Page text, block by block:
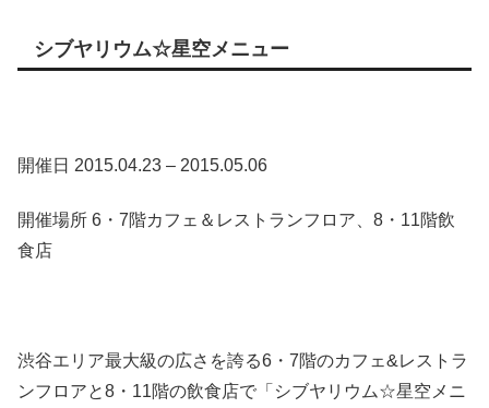
シブヤリウム☆星空メニュー
開催日 2015.04.23 – 2015.05.06
開催場所 6・7階カフェ＆レストランフロア、8・11階飲
食店
渋谷エリア最大級の広さを誇る6・7階のカフェ&レストラ
ンフロアと8・11階の飲食店で「シブヤリウム☆星空メニ